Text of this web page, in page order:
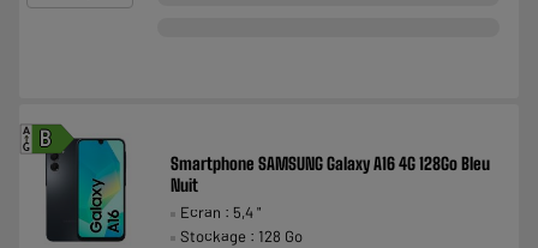
B
A
G
Smartphone SAMSUNG Galaxy A16 4G 128Go Bleu
Nuit
Ecran : 5,4 "
Stockage : 128 Go